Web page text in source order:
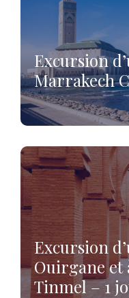
Excursion
Marrakech
Excursion
Ouirgane et
Tinmel – 1